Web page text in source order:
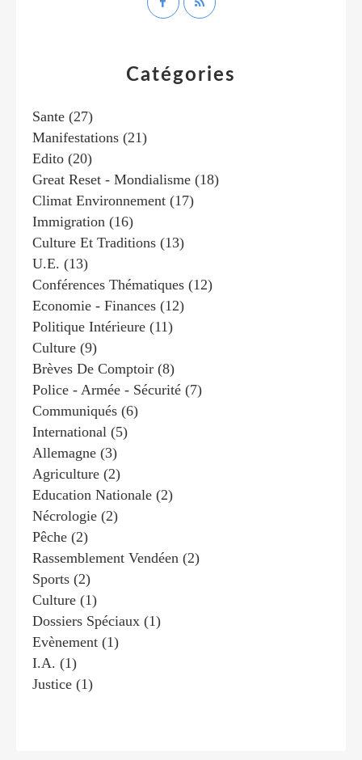
Catégories
Sante (27)
Manifestations (21)
Edito (20)
Great Reset - Mondialisme (18)
Climat Environnement (17)
Immigration (16)
Culture Et Traditions (13)
U.e. (13)
Conférences Thématiques (12)
Economie - Finances (12)
Politique Intérieure (11)
Culture (9)
Brèves De Comptoir (8)
Police - Armée - Sécurité (7)
Communiqués (6)
International (5)
Allemagne (3)
Agriculture (2)
Education Nationale (2)
Nécrologie (2)
Pêche (2)
Rassemblement Vendéen (2)
Sports (2)
Culture (1)
Dossiers Spéciaux (1)
Evènement (1)
I.a. (1)
Justice (1)